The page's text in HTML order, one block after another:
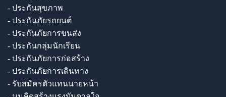
- ประกันสุขภาพ
- ประกันภัยรถยนต์
- ประกันภัยการขนส่ง
- ประกันกลุ่มนักเรียน
- ประกันภัยการก่อสร้าง
- ประกันภัยการเดินทาง
- รับสมัครตัวแทนนายหน้า